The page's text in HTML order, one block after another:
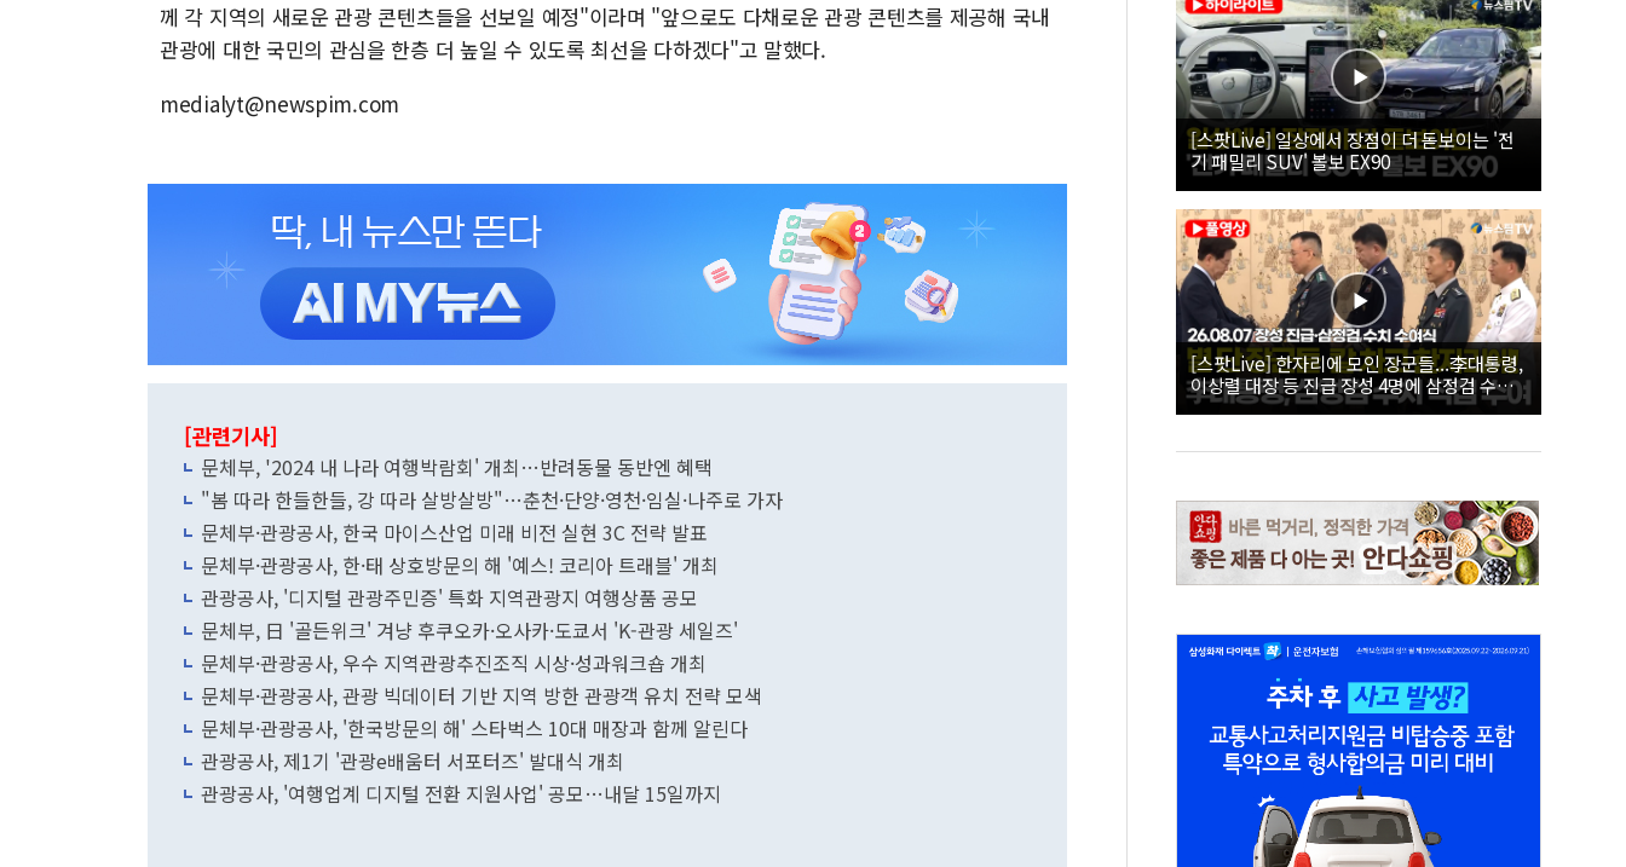
께 각 지역의 새로운 관광 콘텐츠들을 선보일 예정"이라며 "앞으로도 다채로운 관광 콘텐츠를 제공해 국내
관광에 대한 국민의 관심을 한층 더 높일 수 있도록 최선을 다하겠다"고 말했다.
medialyt@newspim.com
[관련기사]
문체부, '2024 내 나라 여행박람회' 개최…반려동물 동반엔 혜택
"봄 따라 한들한들, 강 따라 살방살방"…춘천·단양·영천·임실·나주로 가자
문체부·관광공사, 한국 마이스산업 미래 비전 실현 3C 전략 발표
문체부·관광공사, 한·태 상호방문의 해 '예스! 코리아 트래블' 개최
관광공사, '디지털 관광주민증' 특화 지역관광지 여행상품 공모
문체부, 日 '골든위크' 겨냥 후쿠오카·오사카·도쿄서 'K-관광 세일즈'
문체부·관광공사, 우수 지역관광추진조직 시상·성과워크숍 개최
문체부·관광공사, 관광 빅데이터 기반 지역 방한 관광객 유치 전략 모색
문체부·관광공사, '한국방문의 해' 스타벅스 10대 매장과 함께 알린다
관광공사, 제1기 '관광e배움터 서포터즈' 발대식 개최
관광공사, '여행업계 디지털 전환 지원사업' 공모…내달 15일까지
[스팟Live] 일상에서 장점이 더 돋보이는 '전
기 패밀리 SUV' 볼보 EX90
[스팟Live] 한자리에 모인 장군들...李대통령,
이상렬 대장 등 진급 장성 4명에 삼정검 수치
직접 수여｜26.08.07 장성 진급·삼정검 수치